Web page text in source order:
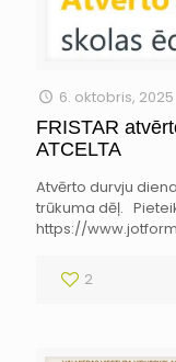
6. oktobris, 2025
FRISTAR
ATCELTA
Atvērto durvju
trūkuma dēļ.
https://
2